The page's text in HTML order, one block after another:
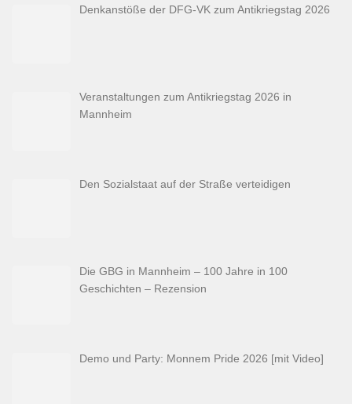
Denkanstöße der DFG-VK zum Antikriegstag 2026
Veranstaltungen zum Antikriegstag 2026 in
Mannheim
Den Sozialstaat auf der Straße verteidigen
Die GBG in Mannheim – 100 Jahre in 100
Geschichten – Rezension
Demo und Party: Monnem Pride 2026 [mit Video]